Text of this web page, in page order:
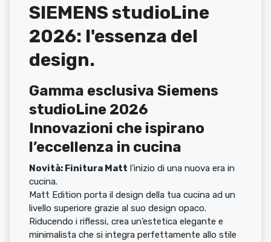
SIEMENS studioLine
2026: l'essenza del
design.
Gamma esclusiva Siemens
studioLine 2026
Innovazioni che ispirano
l’eccellenza in cucina
Novità: Finitura Matt l’inizio di una nuova era in
cucina.
Matt Edition porta il design della tua cucina ad un
livello superiore grazie al suo design opaco.
Riducendo i riflessi, crea un’estetica elegante e
minimalista che si integra perfettamente allo stile